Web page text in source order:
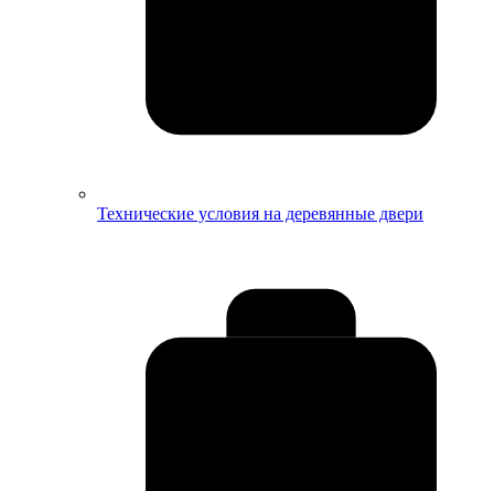
Технические условия на деревянные двери